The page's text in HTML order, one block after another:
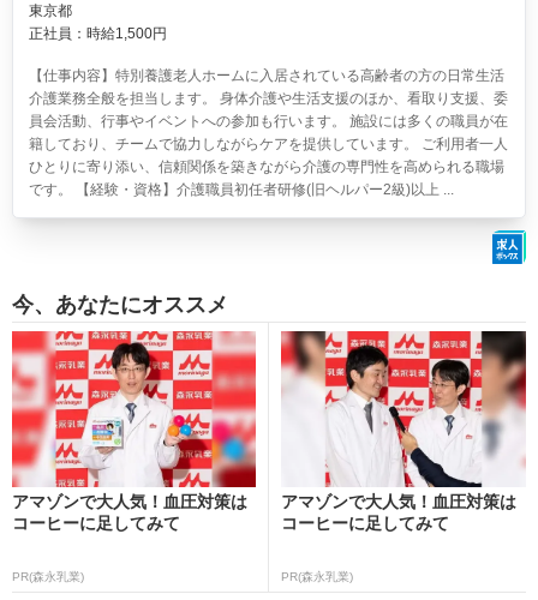
東京都
正社員：時給1,500円
【仕事内容】特別養護老人ホームに入居されている高齢者の方の日常生活
介護業務全般を担当します。 身体介護や生活支援のほか、看取り支援、委
員会活動、行事やイベントへの参加も行います。 施設には多くの職員が在
籍しており、チームで協力しながらケアを提供しています。 ご利用者一人
ひとりに寄り添い、信頼関係を築きながら介護の専門性を高められる職場
です。 【経験・資格】介護職員初任者研修(旧ヘルパー2級)以上 ...
今、あなたにオススメ
アマゾンで大人気！血圧対策は
コーヒーに足してみて
PR(森永乳業)
アマゾンで大人気！血圧対策は
コーヒーに足してみて
PR(森永乳業)